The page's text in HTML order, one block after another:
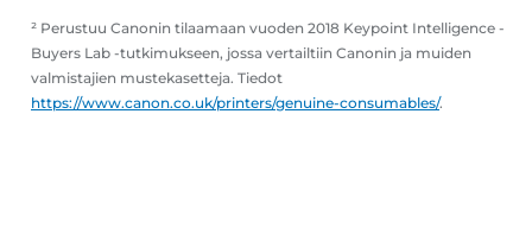
² Perustuu Canonin tilaamaan vuoden 2018 Keypoint Intelligence -
Buyers Lab -tutkimukseen, jossa vertailtiin Canonin ja muiden
valmistajien mustekasetteja. Tiedot
https://www.canon.co.uk/printers/genuine-consumables/.